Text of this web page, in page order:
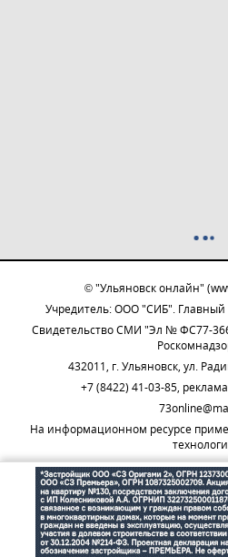
© "Ульяновск онлайн"
Учредитель: ООО "СИБ". Главный
Свидетельство СМИ "Эл № ФС77-
432011, г. Ульяновск, ул.
+7 (8422) 41-03-85,
На информационном ресурсе